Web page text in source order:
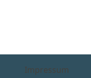
Im­pres­sum